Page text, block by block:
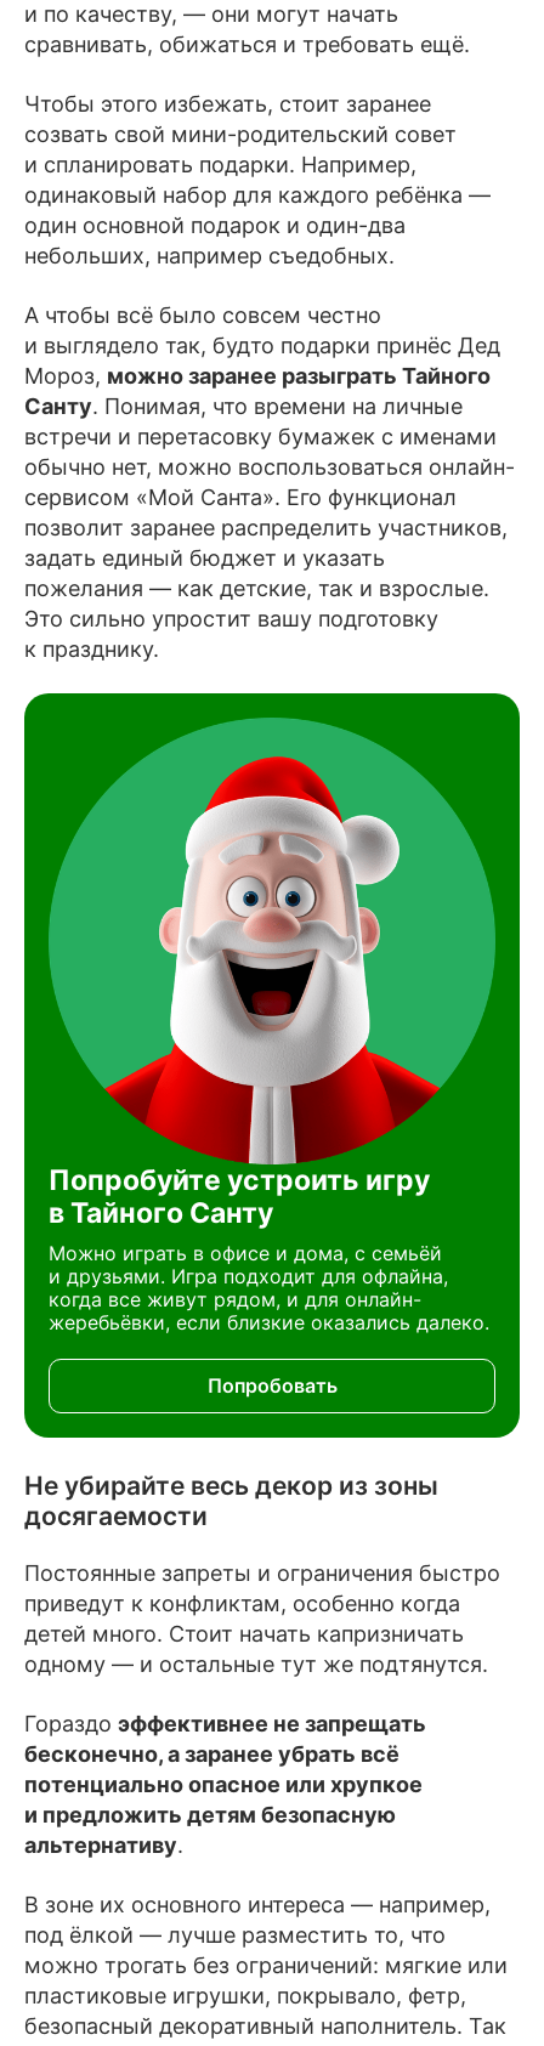
и по качеству, — они могут начать
сравнивать, обижаться и требовать ещё.
Чтобы этого избежать, стоит заранее
созвать свой мини-родительский совет
и спланировать подарки. Например,
одинаковый набор для каждого ребёнка —
один основной подарок и один-два
небольших, например съедобных.
А чтобы всё было совсем честно
и выглядело так, будто подарки принёс Дед
Мороз, можно заранее разыграть Тайного
Санту. Понимая, что времени на личные
встречи и перетасовку бумажек с именами
обычно нет, можно воспользоваться онлайн-
сервисом «Мой Санта». Его функционал
позволит заранее распределить участников,
задать единый бюджет и указать
пожелания — как детские, так и взрослые.
Это сильно упростит вашу подготовку
к празднику.
Попробуйте устроить игру
в Тайного Санту
Можно играть в офисе и дома, с семьёй
и друзьями. Игра подходит для офлайна,
когда все живут рядом, и для онлайн-
жеребьёвки, если близкие оказались далеко.
Попробовать
Не убирайте весь декор из зоны
досягаемости
Постоянные запреты и ограничения быстро
приведут к конфликтам, особенно когда
детей много. Стоит начать капризничать
одному — и остальные тут же подтянутся.
Гораздо эффективнее не запрещать
бесконечно, а заранее убрать всё
потенциально опасное или хрупкое
и предложить детям безопасную
альтернативу.
В зоне их основного интереса — например,
под ёлкой — лучше разместить то, что
можно трогать без ограничений: мягкие или
пластиковые игрушки, покрывало, фетр,
безопасный декоративный наполнитель. Так